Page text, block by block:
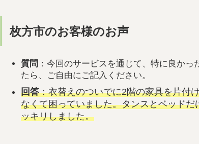
枚方市のお客様のお声
質問 ：今回のサービスを通じて、特に良か
たら、ご自由にご記入ください。
回答：衣替えのついでに2階の家具を片付
なくて困っていました。タンスとベッド
ッキリしました。